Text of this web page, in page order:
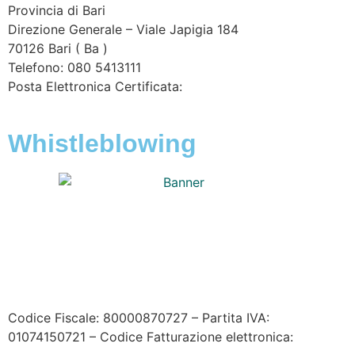
Provincia di Bari
Direzione Generale – Viale Japigia 184
70126 Bari ( Ba )
Telefono: 080 5413111
Posta Elettronica Certificata:
Whistleblowing
Codice Fiscale: 80000870727 – Partita IVA:
01074150721 – Codice Fatturazione elettronica: